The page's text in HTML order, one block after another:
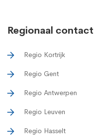
Regionaal contact
Regio Kortrijk
Regio Gent
Regio Antwerpen
Regio Leuven
Regio Hasselt